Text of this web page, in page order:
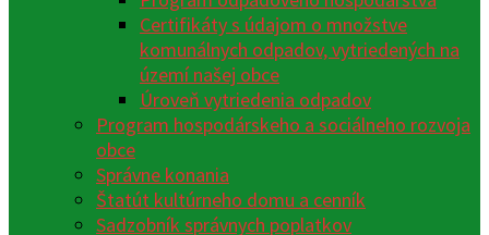
Certifikáty s údajom o množstve
komunálnych odpadov, vytriedených na
území našej obce
Úroveň vytriedenia odpadov
Program hospodárskeho a sociálneho rozvoja
obce
Správne konania
Štatút kultúrneho domu a cenník
Sadzobník správnych poplatkov